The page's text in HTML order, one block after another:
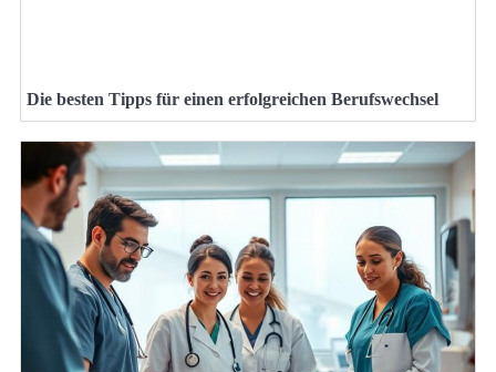
Die besten Tipps für einen erfolgreichen Berufswechsel